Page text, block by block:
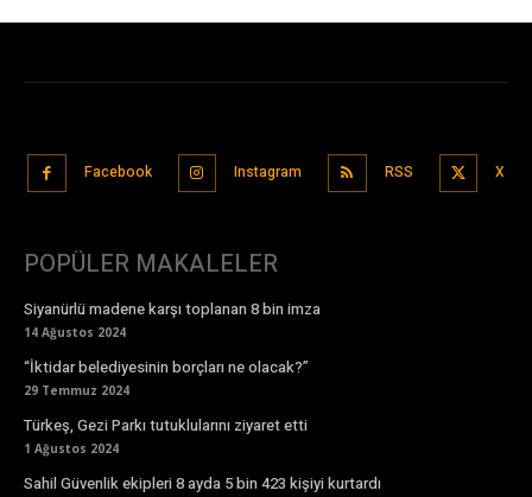
Facebook Instagram RSS X
POPÜLER MAKALELER
Siyanürlü madene karşı toplanan 8 bin imza
14 Ağustos 2024
“İktidar belediyesinin borçları ne olacak?”
29 Temmuz 2024
Türkeş, Gezi Parkı tutuklularını ziyaret etti
1 Ağustos 2024
Sahil Güvenlik ekipleri 8 ayda 5 bin 423 kişiyi kurtardı